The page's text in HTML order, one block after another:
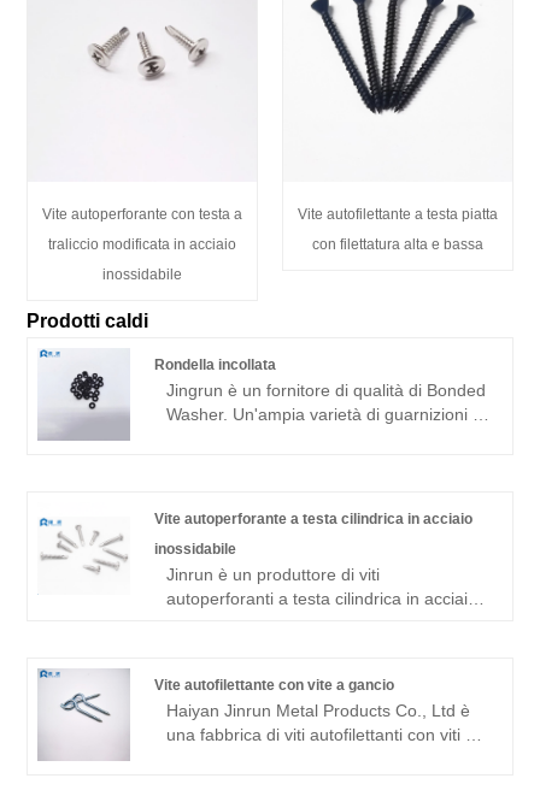
Vite autoperforante con testa a
traliccio modificata in acciaio
inossidabile
Vite autofilettante a testa piatta
con filettatura alta e bassa
Prodotti caldi
Rondella incollata
Jingrun è un fornitore di qualità di Bonded
Washer. Un'ampia varietà di guarnizioni in
Vite autoperforante a testa cilindrica in acciaio
inossidabile
Jinrun è un produttore di viti
autoperforanti a testa cilindrica in acciaio
fabbrica cinese di viti perforanti in acciaio
inossidabile.
Vite autofilettante con vite a gancio
Haiyan Jinrun Metal Products Co., Ltd è
una fabbrica di viti autofilettanti con viti a